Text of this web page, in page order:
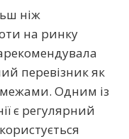
ніж
на ринку
перевізник як
межами. Одним із
є регулярний